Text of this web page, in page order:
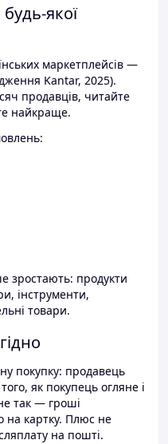
якої
маркетплейсів —
Kantar, 2025).
продавців, читайте
найкраще.
зростають: продукти
інструменти,
товари.
покупку: продавець
як покупець огляне і
так — гроші
на картку. Плюс не
на пошті.